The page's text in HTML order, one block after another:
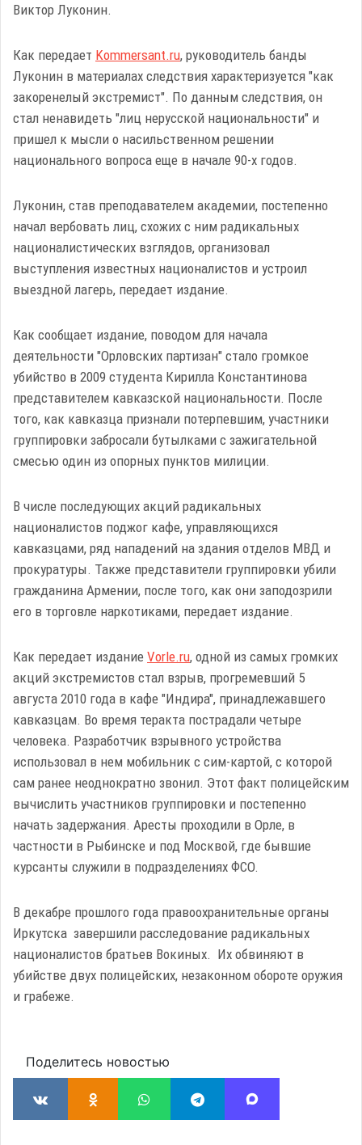
Виктор Луконин.
Как передает Kommersant.ru, руководитель банды
Луконин в материалах следствия характеризуется "как
закоренелый экстремист". По данным следствия, он
стал ненавидеть "лиц нерусской национальности" и
пришел к мысли о насильственном решении
национального вопроса еще в начале 90-х годов.
Луконин, став преподавателем академии, постепенно
начал вербовать лиц, схожих с ним радикальных
националистических взглядов, организовал
выступления известных националистов и устроил
выездной лагерь, передает издание.
Как сообщает издание, поводом для начала
деятельности "Орловских партизан" стало громкое
убийство в 2009 студента Кирилла Константинова
представителем кавказской национальности. После
того, как кавказца признали потерпевшим, участники
группировки забросали бутылками с зажигательной
смесью один из опорных пунктов милиции.
В числе последующих акций радикальных
националистов поджог кафе, управляющихся
кавказцами, ряд нападений на здания отделов МВД и
прокуратуры. Также представители группировки убили
гражданина Армении, после того, как они заподозрили
его в торговле наркотиками, передает издание.
Как передает издание Vorle.ru, одной из самых громких
акций экстремистов стал взрыв, прогремевший 5
августа 2010 года в кафе "Индира", принадлежавшего
кавказцам. Во время теракта пострадали четыре
человека. Разработчик взрывного устройства
использовал в нем мобильник с сим-картой, с которой
сам ранее неоднократно звонил. Этот факт полицейским
вычислить участников группировки и постепенно
начать задержания. Аресты проходили в Орле, в
частности в Рыбинске и под Москвой, где бывшие
курсанты служили в подразделениях ФСО.
В декабре прошлого года правоохранительные органы
Иркутска завершили расследование радикальных
националистов братьев Вокиных. Их обвиняют в
убийстве двух полицейских, незаконном обороте оружия
и грабеже.
Поделитесь новостью